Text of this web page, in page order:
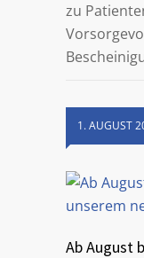
zu
1. AUGUST
Ab August